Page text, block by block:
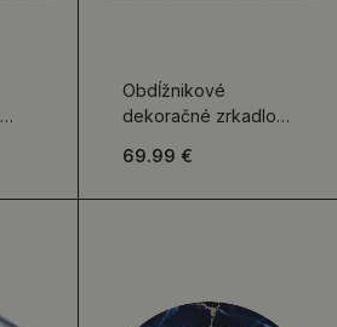
Obdĺžnikové
dekoračné zrkadlo
listy
69.99 €